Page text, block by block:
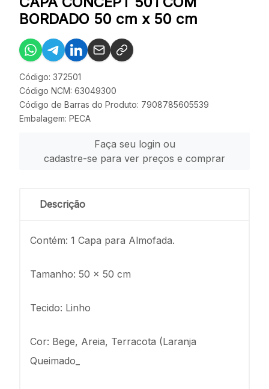
BORDADO 50 cm x 50 cm
Código: 372501
Código NCM: 63049300
Código de Barras do Produto: 7908785605539
Embalagem: PECA
Faça seu login ou
cadastre-se para ver preços e comprar
Descrição
Contém: 1 Capa para Almofada.
Tamanho: 50 x 50 cm
Tecido: Linho
Cor: Bege, Areia, Terracota (Laranja
Queimado_